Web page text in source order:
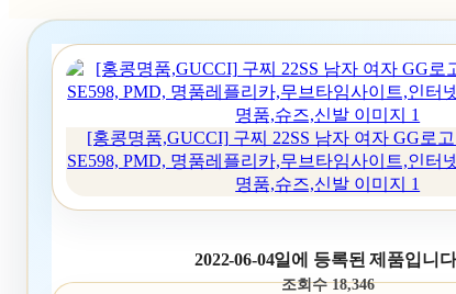
[홍콩명품,GUCCI] 구찌 22SS 남자 여자 GG로
SE598, PMD, 명품레플리카,무브타임사이트,인터
명품,슈즈,신발 이미지 1
2022-06-04일에 등록된 제품입니
조회수 18,346